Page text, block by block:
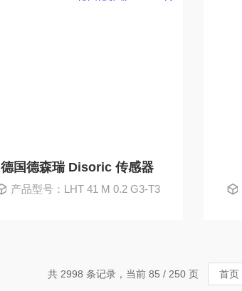
德国德森瑞 Disoric 传感器
产品型号：LHT 41 M 0.2 G3-T3
共 2998 条记录，当前 85 / 250 页 首页